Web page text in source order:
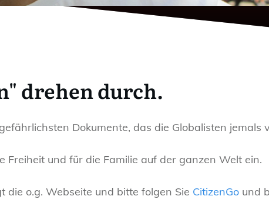
drehen durch.
Dokumente, das die Globalisten jemals
Freiheit und für die Familie auf der ganzen Welt ein.
die o.g. Webseite und bitte folgen Sie CitizenGo und